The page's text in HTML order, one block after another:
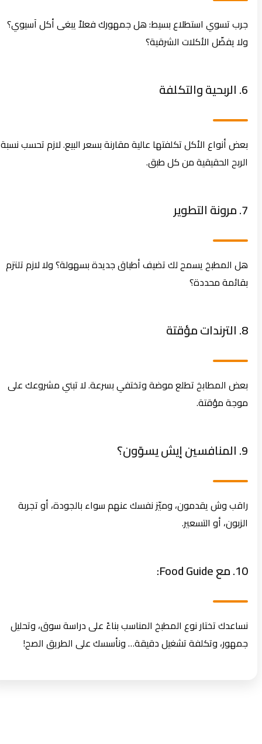
جرب تسوي استطلاع بسيط: هل جمهورك فعلاً يبغى أكل آسيوي؟
ولا يفضّل الأكلات الشرقية؟
بعض أنواع الأكل تكلفتها عالية مقارنة بسعر البيع. لازم تحسب نسبة
الربح الحقيقية من كل طبق.
هل المطبخ يسمح لك تضيف أطباق جديدة بسهولة؟ ولا لازم تلتزم
بقائمة محددة؟
بعض المطابخ تطلع موضة وتختفي بسرعة. لا تبني مشروعك على
موجة مؤقتة.
راقب وش يقدمون، وميّز نفسك عنهم سواء بالجودة، أو تجربة
الزبون، أو التسعير.
نساعدك تختار نوع المطبخ المناسب بناءً على دراسة سوق، وتحليل
جمهور، وتكلفة تشغيل دقيقة… ونأسسك على الطريق الصح!